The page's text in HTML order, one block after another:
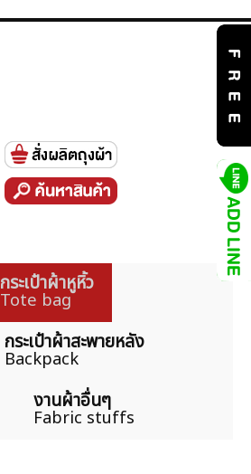
กระเป๋าผ้าหูหิ้ว
Tote bag
กระเป๋าผ้าสะพายหลัง
Backpack
งานผ้าอื่นๆ
Fabric stuffs